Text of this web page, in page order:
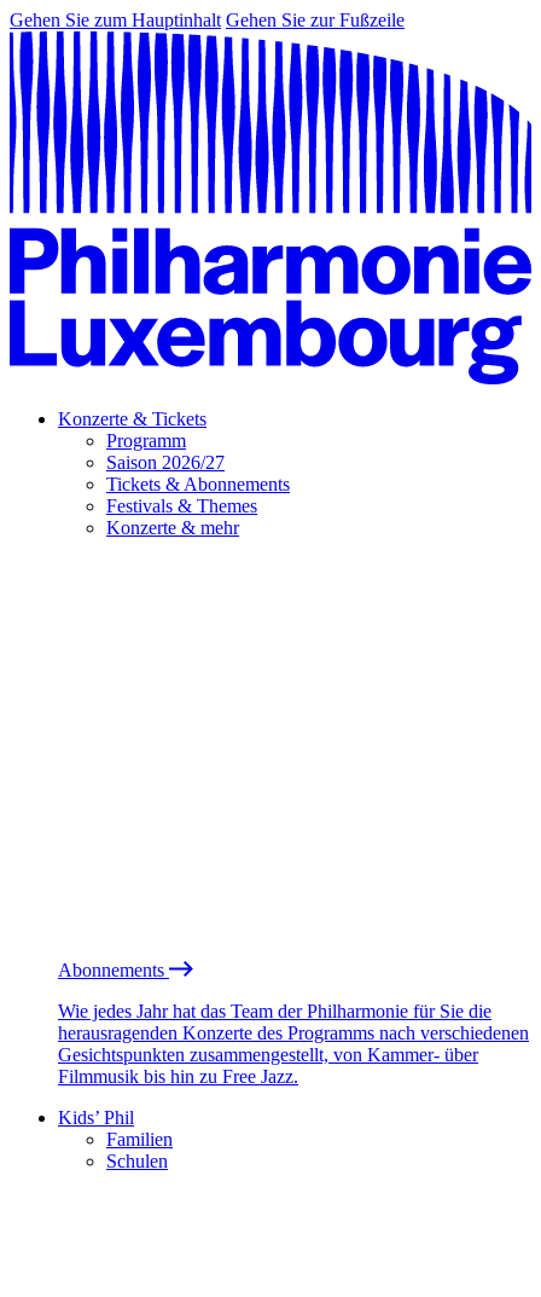
Gehen Sie zum Hauptinhalt Gehen Sie zur Fußzeile
Konzerte & Tickets
Programm
Saison 2026/27
Tickets & Abonnements
Festivals & Themes
Konzerte & mehr
Abonnements
Wie jedes Jahr hat das Team der Philharmonie für Sie die
herausragenden Konzerte des Programms nach verschiedenen
Gesichtspunkten zusammengestellt, von Kammer- über
Filmmusik bis hin zu Free Jazz.
Kids’ Phil
Familien
Schulen